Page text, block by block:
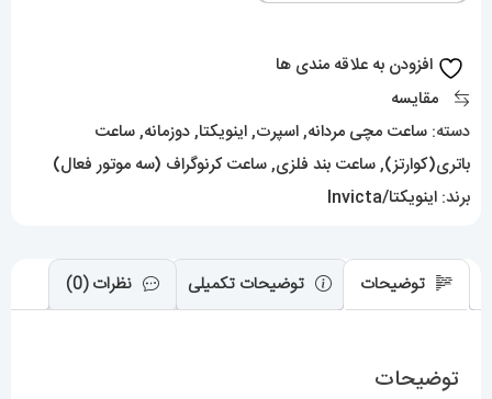
عدد
افزودن به علاقه مندی ها
مقایسه
دسته: ساعت مچی مردانه,اسپرت,اینویکتا,دوزمانه,ساعت
باتری(کوارتز),ساعت بند فلزی,ساعت کرنوگراف (سه موتور فعال)
برند: اینویکتا/Invicta
توضیحات توضیحات تکمیلی نظرات (0)
توضیحات